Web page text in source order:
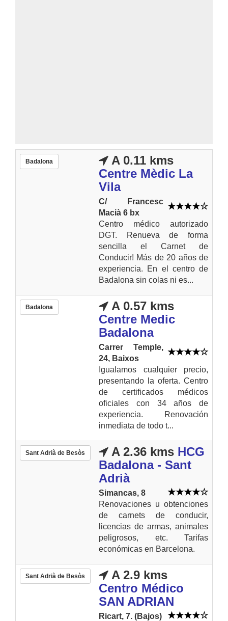
Badalona
A 0.11 kms
Centre Mèdic La
Vila
C/ Francesc
Macià 6 bx
Centro médico autorizado
DGT. Renueva de forma
sencilla el Carnet de
Conducir! Más de 20 años de
experiencia. En el centro de
Badalona sin colas ni es...
Badalona
A 0.57 kms
Centre Medic
Badalona
Carrer Temple,
24, Baixos
Igualamos cualquier precio,
presentando la oferta. Centro
de certificados médicos
oficiales con 34 años de
experiencia. Renovación
inmediata de todo t...
Sant Adrià de Besòs A 2.36 kms HCG
Badalona - Sant
Adrià
Simancas, 8
Renovaciones u obtenciones
de carnets de conducir,
licencias de armas, animales
peligrosos, etc. Tarifas
económicas en Barcelona.
Sant Adrià de Besòs
A 2.9 kms
Centro Médico
SAN ADRIAN
Ricart, 7. (Bajos)